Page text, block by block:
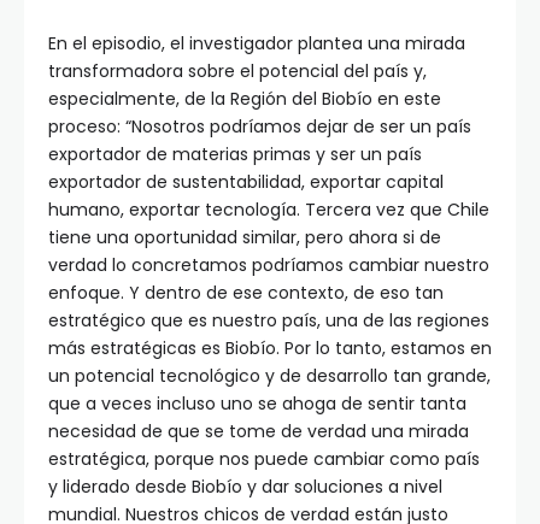
En el episodio, el investigador plantea una mirada
transformadora sobre el potencial del país y,
especialmente, de la Región del Biobío en este
proceso: “Nosotros podríamos dejar de ser un país
exportador de materias primas y ser un país
exportador de sustentabilidad, exportar capital
humano, exportar tecnología. Tercera vez que Chile
tiene una oportunidad similar, pero ahora si de
verdad lo concretamos podríamos cambiar nuestro
enfoque. Y dentro de ese contexto, de eso tan
estratégico que es nuestro país, una de las regiones
más estratégicas es Biobío. Por lo tanto, estamos en
un potencial tecnológico y de desarrollo tan grande,
que a veces incluso uno se ahoga de sentir tanta
necesidad de que se tome de verdad una mirada
estratégica, porque nos puede cambiar como país
y liderado desde Biobío y dar soluciones a nivel
mundial. Nuestros chicos de verdad están justo